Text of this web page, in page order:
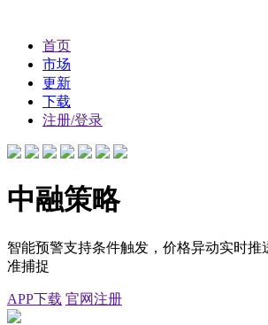
首页
市场
更新
下载
注册/登录
中融策略
智能预警支持条件触发，价格异动实时推
准捕捉
APP下载 官网注册